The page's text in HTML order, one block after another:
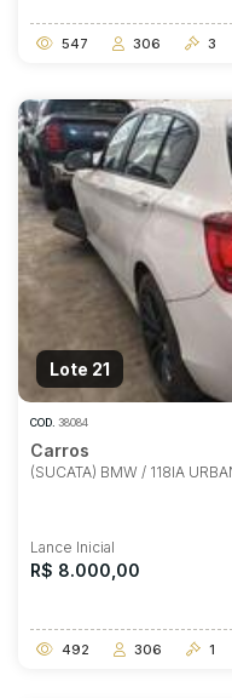
547 306 3
Lote 21
COD. 38084
Carros
(SUCATA) BMW / 118IA
Lance Inicial
R$ 8.000,00
492 306 1